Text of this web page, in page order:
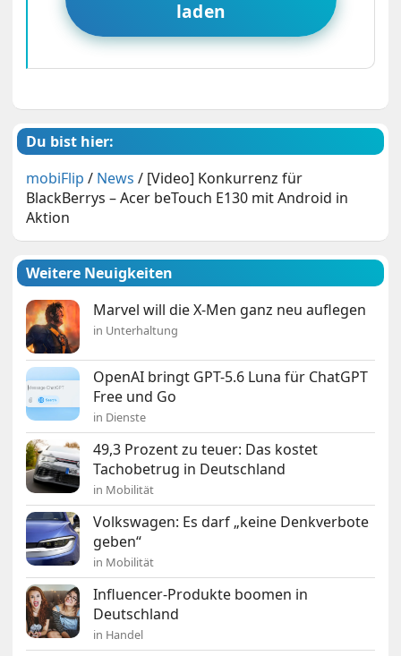
laden
Du bist hier:
mobiFlip / News / [Video] Konkurrenz für
BlackBerrys – Acer beTouch E130 mit Android in
Aktion
Weitere Neuigkeiten
Marvel will die X-Men ganz neu auflegen
in Unterhaltung
OpenAI bringt GPT-5.6 Luna für ChatGPT
Free und Go
in Dienste
49,3 Prozent zu teuer: Das kostet
Tachobetrug in Deutschland
in Mobilität
Volkswagen: Es darf „keine Denkverbote
geben“
in Mobilität
Influencer-Produkte boomen in
Deutschland
in Handel